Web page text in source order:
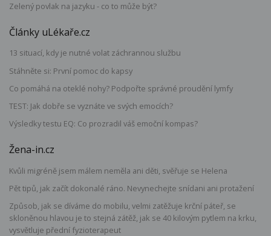
Zelený povlak na jazyku - co to může být?
Články uLékaře.cz
13 situací, kdy je nutné volat záchrannou službu
Stáhněte si: První pomoc do kapsy
Co pomáhá na oteklé nohy? Podpořte správné proudění lymfy
TEST: Jak dobře se vyznáte ve svých emocích?
Výsledky testu EQ: Co prozradil váš emoční kompas?
Žena-in.cz
Kvůli migréně jsem málem neměla ani děti, svěřuje se Helena
Pět tipů, jak začít dokonalé ráno. Nevynechejte snídani ani protažení
Způsob, jak se díváme do mobilu, velmi zatěžuje krční páteř, se
skloněnou hlavou je to stejná zátěž, jak se 40 kilovým pytlem na krku,
vysvětluje přední fyzioterapeut